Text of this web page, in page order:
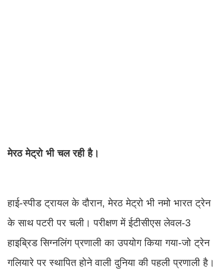
मेरठ मेट्रो भी चल रही है।
हाई-स्पीड ट्रायल के दौरान, मेरठ मेट्रो भी नमो भारत ट्रेन
के साथ पटरी पर चली। परीक्षण में ईटीसीएस लेवल-3
हाइब्रिड सिग्नलिंग प्रणाली का उपयोग किया गया-जो ट्रेन
गलियारे पर स्थापित होने वाली दुनिया की पहली प्रणाली है।